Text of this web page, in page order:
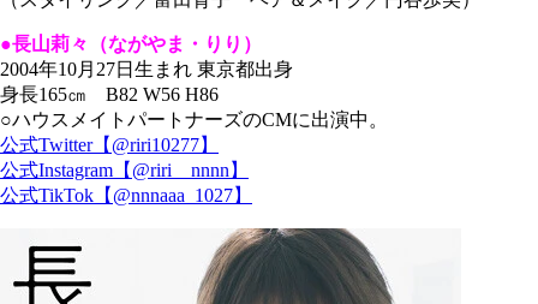
●長山莉々（ながやま・りり）
2004年10月27日生まれ 東京都出身
身長165㎝ B82 W56 H86
○ハウスメイトパートナーズのCMに出演中。
公式Twitter【@riri10277】
公式Instagram【@riri__nnnn】
公式TikTok【@nnnaaa_1027】